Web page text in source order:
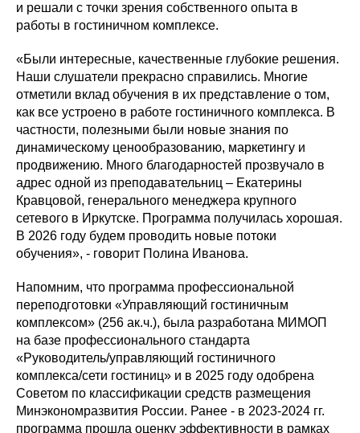
и решали с точки зрения собственного опыта в
работы в гостиничном комплексе.
«Были интересные, качественные глубокие решения.
Наши слушатели прекрасно справились. Многие
отметили вклад обучения в их представление о том,
как все устроено в работе гостиничного комплекса. В
частности, полезными были новые знания по
динамическому ценообразованию, маркетингу и
продвижению. Много благодарностей прозвучало в
адрес одной из преподавательниц – Екатерины
Кравцовой, генерального менеджера крупного
сетевого в Иркутске. Программа получилась хорошая.
В 2026 году будем проводить новые потоки
обучения», - говорит Полина Иванова.
Напомним, что программа профессиональной
переподготовки «Управляющий гостиничным
комплексом» (256 ак.ч.), была разработана МИМОП
на базе профессионального стандарта
«Руководитель/управляющий гостиничного
комплекса/сети гостиниц» и в 2025 году одобрена
Советом по классификации средств размещения
Минэкономразвития России. Ранее - в 2023-2024 гг.
программа прошла оценку эффективности в рамках